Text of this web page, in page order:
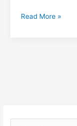
Read More »